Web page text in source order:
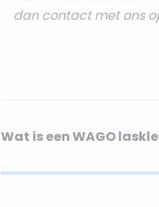
dancontactmet ons
Wat is een WAGO